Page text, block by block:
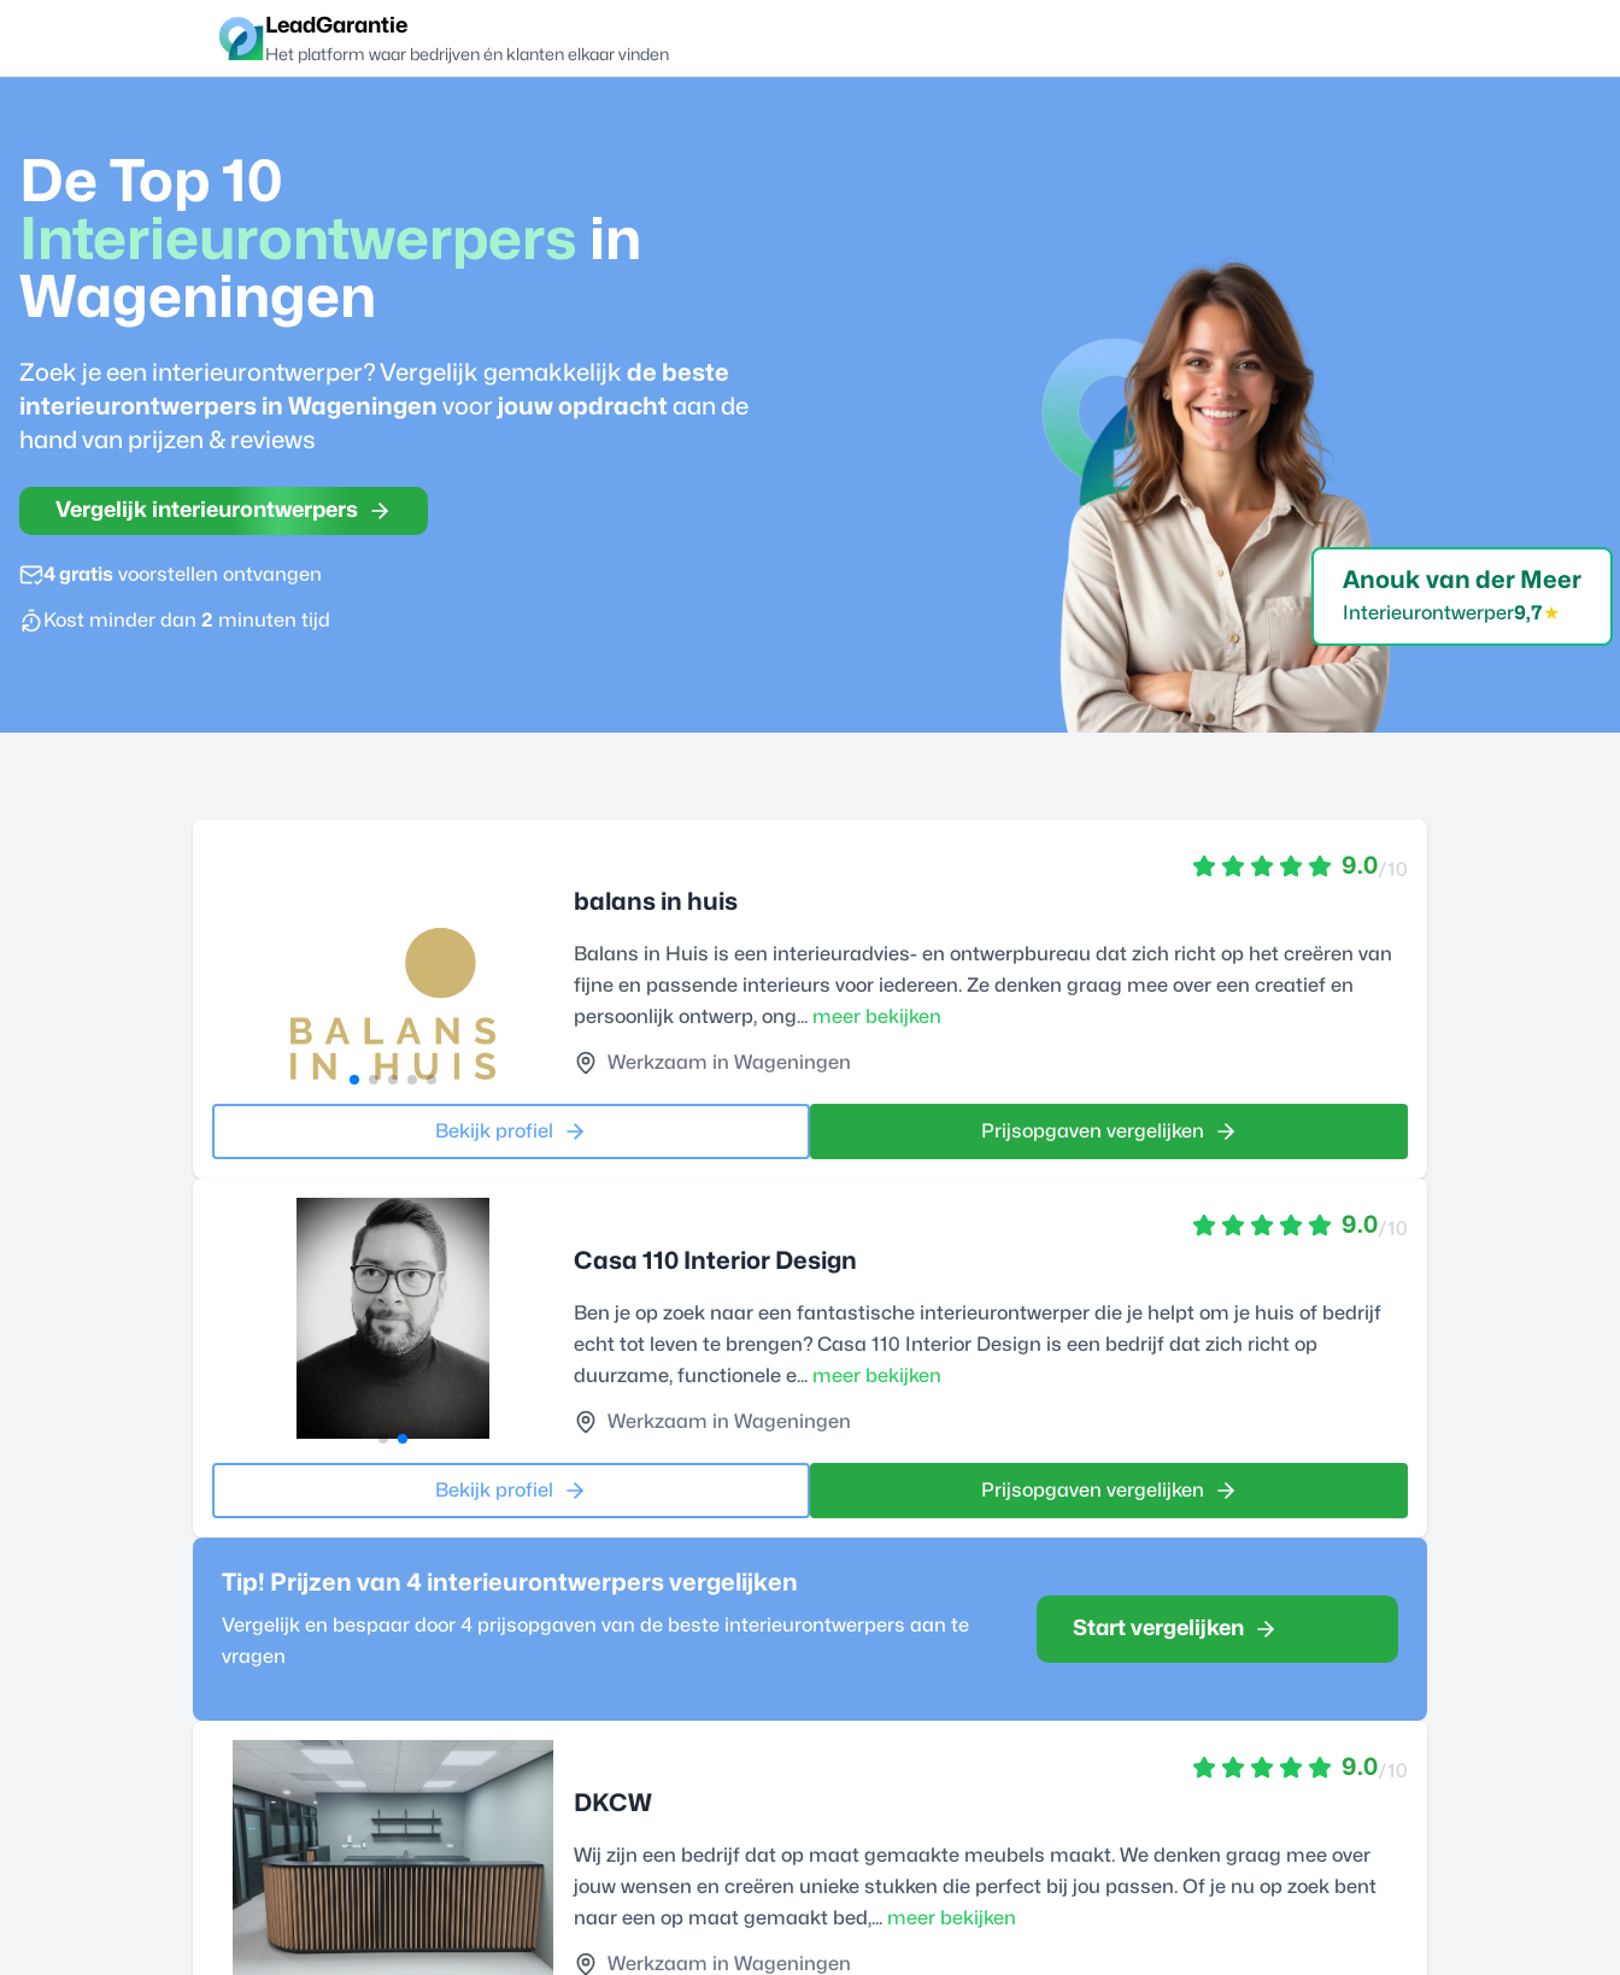
LeadGarantie
Het platform waar bedrijven én klanten elkaar vinden
De Top 10
Interieurontwerpers in
Wageningen
Zoek je een interieurontwerper? Vergelijk gemakkelijk de beste
interieurontwerpers in Wageningen voor jouw opdracht aan de
hand van prijzen & reviews
Vergelijk interieurontwerpers
4 gratis voorstellen ontvangen
Kost minder dan 2 minuten tijd
Anouk van der Meer
Interieurontwerper9,7★
9.0/10
balans in huis
Balans in Huis is een interieuradvies- en ontwerpbureau dat zich richt op het creëren van
fijne en passende interieurs voor iedereen. Ze denken graag mee over een creatief en
persoonlijk ontwerp, ong... meer bekijken
Werkzaam in Wageningen
Bekijk profiel Prijsopgaven vergelijken
9.0/10
Casa 110 Interior Design
Ben je op zoek naar een fantastische interieurontwerper die je helpt om je huis of bedrijf
echt tot leven te brengen? Casa 110 Interior Design is een bedrijf dat zich richt op
duurzame, functionele e... meer bekijken
Werkzaam in Wageningen
Bekijk profiel Prijsopgaven vergelijken
Tip! Prijzen van 4 interieurontwerpers vergelijken
Vergelijk en bespaar door 4 prijsopgaven van de beste interieurontwerpers aan te
vragen
Start vergelijken
9.0/10
DKCW
Wij zijn een bedrijf dat op maat gemaakte meubels maakt. We denken graag mee over
jouw wensen en creëren unieke stukken die perfect bij jou passen. Of je nu op zoek bent
naar een op maat gemaakt bed,... meer bekijken
Werkzaam in Wageningen